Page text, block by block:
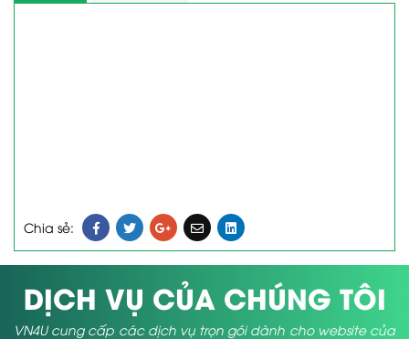
Chia sẻ:
DỊCH VỤ CỦA CHÚNG TÔI
VN4U cung cấp các dịch vụ trọn gói dành cho website của